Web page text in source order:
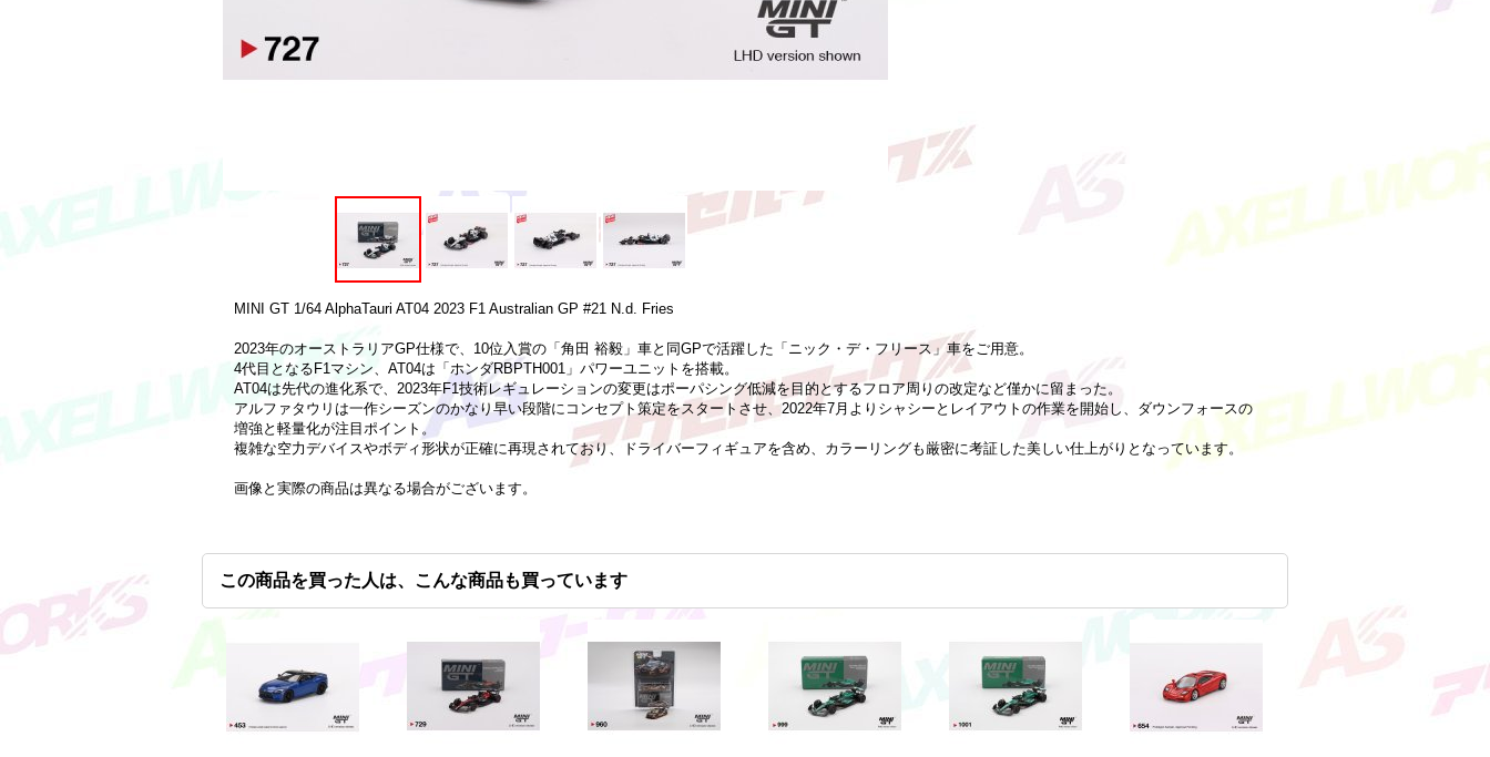
MINI GT 1/64 AlphaTauri AT04 2023 F1 Australian GP #21 N.d. Fries
2023年のオーストラリアGP仕様で、10位入賞の「角田 裕毅」車と同GPで活躍した「ニック・デ・フリース」車をご用意。
4代目となるF1マシン、AT04は「ホンダRBPTH001」パワーユニットを搭載。
AT04は先代の進化系で、2023年F1技術レギュレーションの変更はポーパシング低減を目的とするフロア周りの改定など僅かに留まった。
アルファタウリは一作シーズンのかなり早い段階にコンセプト策定をスタートさせ、2022年7月よりシャシーとレイアウトの作業を開始し、ダウンフォースの
増強と軽量化が注目ポイント。
複雑な空力デバイスやボディ形状が正確に再現されており、ドライバーフィギュアを含め、カラーリングも厳密に考証した美しい仕上がりとなっています。
画像と実際の商品は異なる場合がございます。
この商品を買った人は、こんな商品も買っています